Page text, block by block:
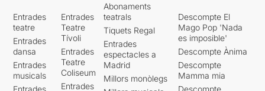
Entrades
teatre
Entrades
dansa
Entrades
musicals
Entrades
Entrades
Teatre
Tívoli
Entrades
Teatre
Coliseum
Entrades
Abonaments
teatrals
Tiquets Regal
Entrades
espectacles a
Madrid
Millors monòlegs
Descompte El
Mago Pop 'Nada
es imposible'
Descompte Ànima
Descompte
Mamma mia
Descompte